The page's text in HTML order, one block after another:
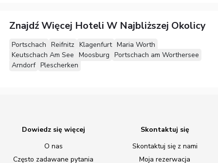
Znajdź Więcej Hoteli W Najbliższej Okolicy
Portschach Reifnitz Klagenfurt Maria Worth
Keutschach Am See Moosburg Portschach am Worthersee
Arndorf Plescherken
Dowiedz się więcej
O nas
Często zadawane pytania
Skontaktuj się
Skontaktuj się z nami
Moja rezerwacja